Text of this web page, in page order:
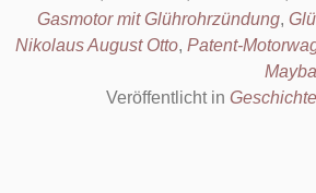
Gasmotor mit Glührohrzündung,
Nikolaus August Otto, Patent-
Veröffentlicht in Geschichte